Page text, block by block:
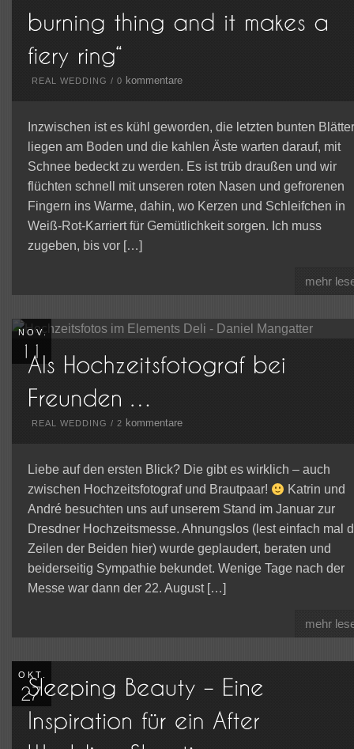
REAL WEDDING / 0 kommentare
Inzwischen ist es kühl geworden, die letzten bunten Blätter
liegen am Boden und die kahlen Äste warten darauf, mit
Schnee bedeckt zu werden. Es ist trüb draußen und wir
flüchten schnell mit unseren roten Nasen und gefrorenen
Fingern ins Warme, dahin, wo Kerzen und Schleifchen in
Weiß-Rot-Karriert für Gemütlichkeit sorgen. Ich muss
zugeben, bis vor […]
mehr
NOV.
REAL WEDDING / 2 kommentare
Liebe auf den ersten Blick? Die gibt es wirklich – auch
zwischen Hochzeitsfotograf und Brautpaar!
Katrin und
André besuchten uns auf unserem Stand im Januar zur
Dresdner Hochzeitsmesse. Ahnungslos (lest einfach mal
Zeilen der Beiden hier) wurde geplaudert, beraten und
beiderseitig Sympathie bekundet. Wenige Tage nach der
Messe war dann der 22. August […]
mehr
OKT.